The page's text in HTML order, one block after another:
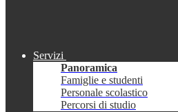
Servizi
Panoramica
Famiglie e studenti
Personale scolastico
Percorsi di studio